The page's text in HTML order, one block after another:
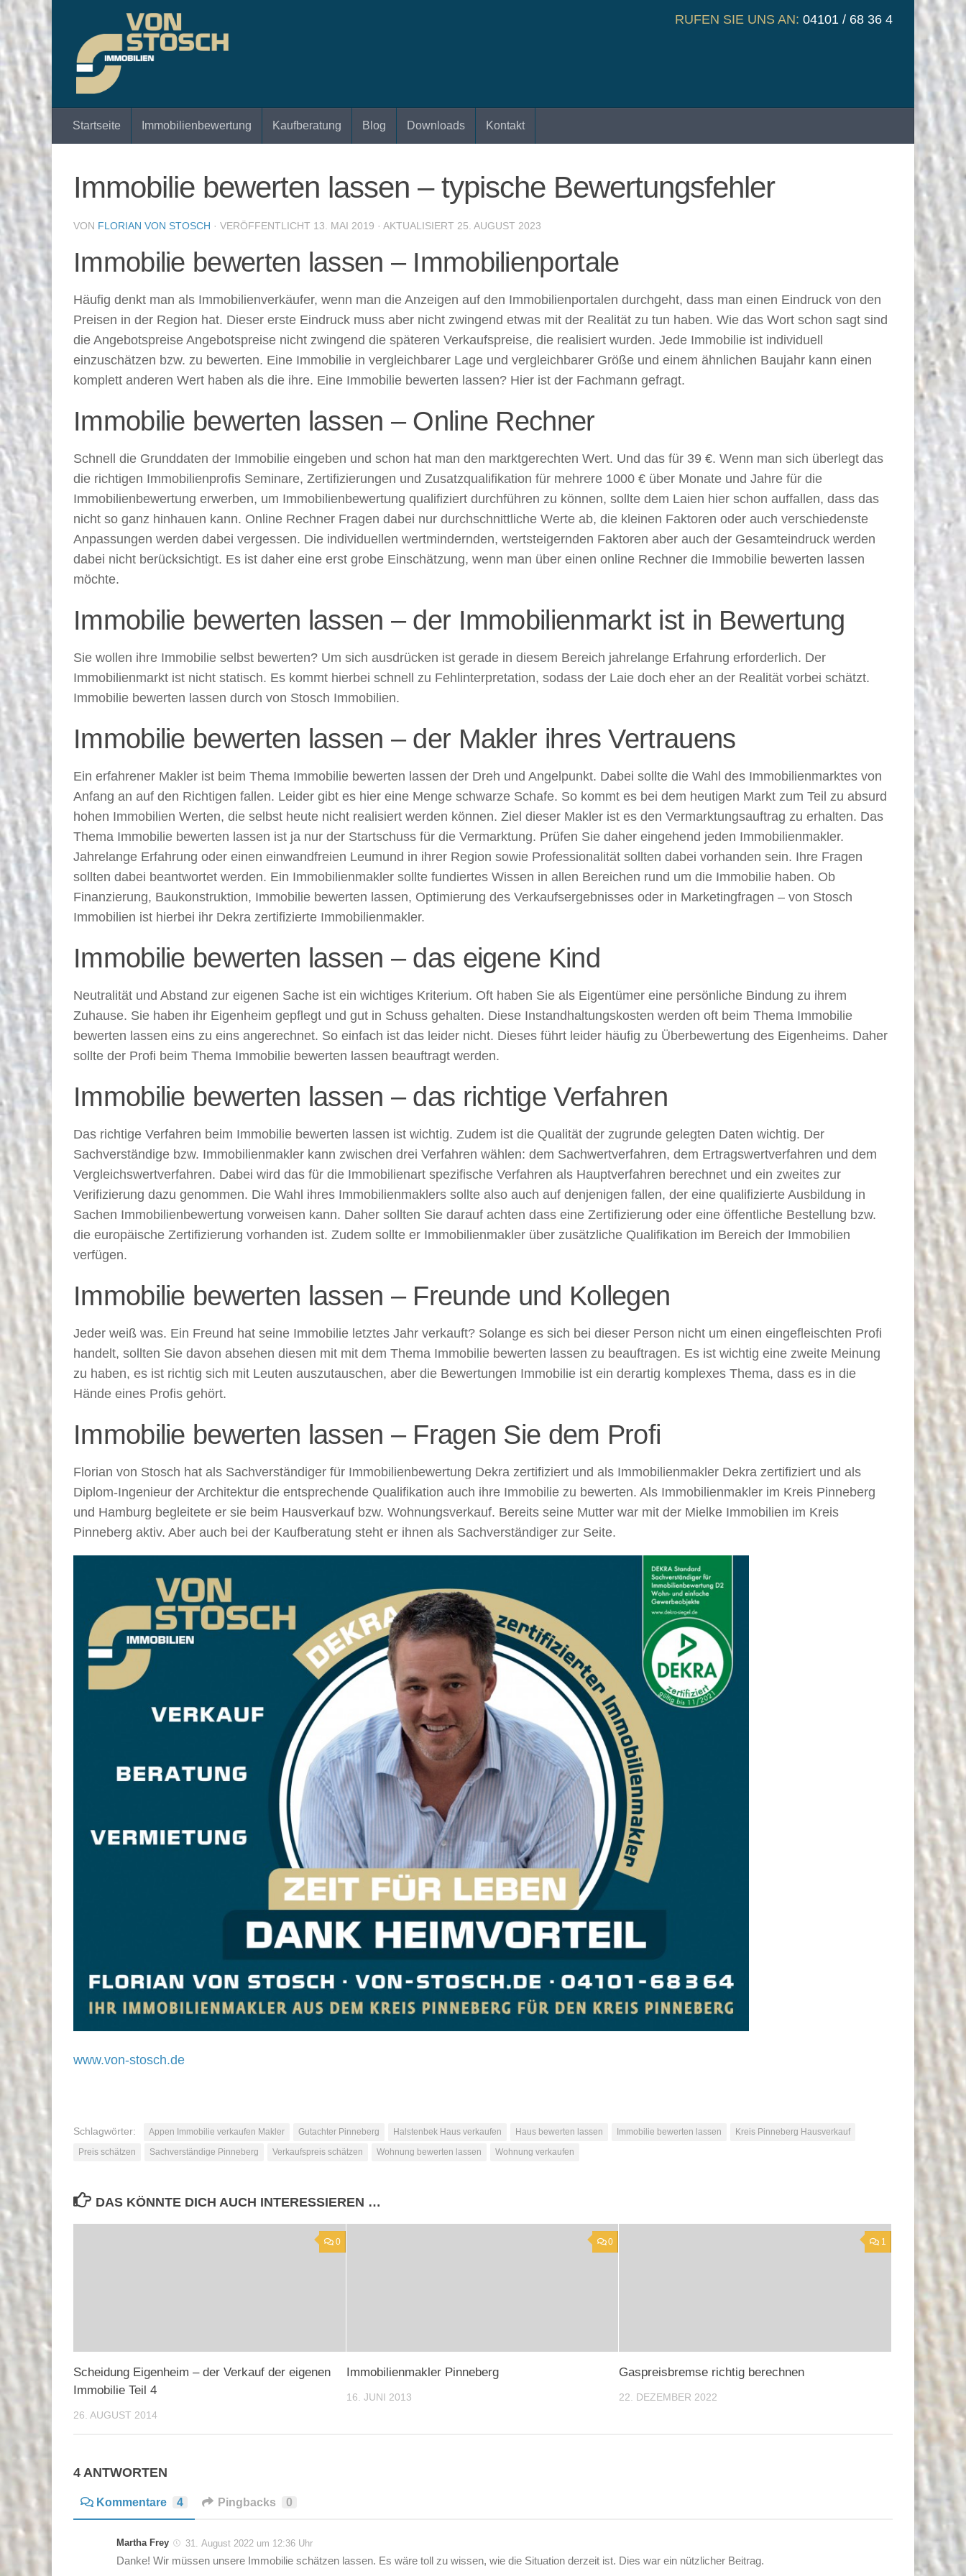
Zum Inhalt springen RUFEN SIE UNS AN: 04101 / 68 36 4
Startseite Immobilienbewertung Kaufberatung Blog Downloads Kontakt
Immobilie bewerten lassen – typische Bewertungsfehler
VON FLORIAN VON STOSCH · VERÖFFENTLICHT 13. MAI 2019 · AKTUALISIERT 25. AUGUST 2023
Immobilie bewerten lassen – Immobilienportale
Häufig denkt man als Immobilienverkäufer, wenn man die Anzeigen auf den Immobilienportalen durchgeht, dass man einen Eindruck von den
Preisen in der Region hat. Dieser erste Eindruck muss aber nicht zwingend etwas mit der Realität zu tun haben. Wie das Wort schon sagt sind
die Angebotspreise Angebotspreise nicht zwingend die späteren Verkaufspreise, die realisiert wurden. Jede Immobilie ist individuell
einzuschätzen bzw. zu bewerten. Eine Immobilie in vergleichbarer Lage und vergleichbarer Größe und einem ähnlichen Baujahr kann einen
komplett anderen Wert haben als die ihre. Eine Immobilie bewerten lassen? Hier ist der Fachmann gefragt.
Immobilie bewerten lassen – Online Rechner
Schnell die Grunddaten der Immobilie eingeben und schon hat man den marktgerechten Wert. Und das für 39 €. Wenn man sich überlegt das
die richtigen Immobilienprofis Seminare, Zertifizierungen und Zusatzqualifikation für mehrere 1000 € über Monate und Jahre für die
Immobilienbewertung erwerben, um Immobilienbewertung qualifiziert durchführen zu können, sollte dem Laien hier schon auffallen, dass das
nicht so ganz hinhauen kann. Online Rechner Fragen dabei nur durchschnittliche Werte ab, die kleinen Faktoren oder auch verschiedenste
Anpassungen werden dabei vergessen. Die individuellen wertmindernden, wertsteigernden Faktoren aber auch der Gesamteindruck werden
dabei nicht berücksichtigt. Es ist daher eine erst grobe Einschätzung, wenn man über einen online Rechner die Immobilie bewerten lassen
möchte.
Immobilie bewerten lassen – der Immobilienmarkt ist in Bewertung
Sie wollen ihre Immobilie selbst bewerten? Um sich ausdrücken ist gerade in diesem Bereich jahrelange Erfahrung erforderlich. Der
Immobilienmarkt ist nicht statisch. Es kommt hierbei schnell zu Fehlinterpretation, sodass der Laie doch eher an der Realität vorbei schätzt.
Immobilie bewerten lassen durch von Stosch Immobilien.
Immobilie bewerten lassen – der Makler ihres Vertrauens
Ein erfahrener Makler ist beim Thema Immobilie bewerten lassen der Dreh und Angelpunkt. Dabei sollte die Wahl des Immobilienmarktes von
Anfang an auf den Richtigen fallen. Leider gibt es hier eine Menge schwarze Schafe. So kommt es bei dem heutigen Markt zum Teil zu absurd
hohen Immobilien Werten, die selbst heute nicht realisiert werden können. Ziel dieser Makler ist es den Vermarktungsauftrag zu erhalten. Das
Thema Immobilie bewerten lassen ist ja nur der Startschuss für die Vermarktung. Prüfen Sie daher eingehend jeden Immobilienmakler.
Jahrelange Erfahrung oder einen einwandfreien Leumund in ihrer Region sowie Professionalität sollten dabei vorhanden sein. Ihre Fragen
sollten dabei beantwortet werden. Ein Immobilienmakler sollte fundiertes Wissen in allen Bereichen rund um die Immobilie haben. Ob
Finanzierung, Baukonstruktion, Immobilie bewerten lassen, Optimierung des Verkaufsergebnisses oder in Marketingfragen – von Stosch
Immobilien ist hierbei ihr Dekra zertifizierte Immobilienmakler.
Immobilie bewerten lassen – das eigene Kind
Neutralität und Abstand zur eigenen Sache ist ein wichtiges Kriterium. Oft haben Sie als Eigentümer eine persönliche Bindung zu ihrem
Zuhause. Sie haben ihr Eigenheim gepflegt und gut in Schuss gehalten. Diese Instandhaltungskosten werden oft beim Thema Immobilie
bewerten lassen eins zu eins angerechnet. So einfach ist das leider nicht. Dieses führt leider häufig zu Überbewertung des Eigenheims. Daher
sollte der Profi beim Thema Immobilie bewerten lassen beauftragt werden.
Immobilie bewerten lassen – das richtige Verfahren
Das richtige Verfahren beim Immobilie bewerten lassen ist wichtig. Zudem ist die Qualität der zugrunde gelegten Daten wichtig. Der
Sachverständige bzw. Immobilienmakler kann zwischen drei Verfahren wählen: dem Sachwertverfahren, dem Ertragswertverfahren und dem
Vergleichswertverfahren. Dabei wird das für die Immobilienart spezifische Verfahren als Hauptverfahren berechnet und ein zweites zur
Verifizierung dazu genommen. Die Wahl ihres Immobilienmaklers sollte also auch auf denjenigen fallen, der eine qualifizierte Ausbildung in
Sachen Immobilienbewertung vorweisen kann. Daher sollten Sie darauf achten dass eine Zertifizierung oder eine öffentliche Bestellung bzw.
die europäische Zertifizierung vorhanden ist. Zudem sollte er Immobilienmakler über zusätzliche Qualifikation im Bereich der Immobilien
verfügen.
Immobilie bewerten lassen – Freunde und Kollegen
Jeder weiß was. Ein Freund hat seine Immobilie letztes Jahr verkauft? Solange es sich bei dieser Person nicht um einen eingefleischten Profi
handelt, sollten Sie davon absehen diesen mit mit dem Thema Immobilie bewerten lassen zu beauftragen. Es ist wichtig eine zweite Meinung
zu haben, es ist richtig sich mit Leuten auszutauschen, aber die Bewertungen Immobilie ist ein derartig komplexes Thema, dass es in die
Hände eines Profis gehört.
Immobilie bewerten lassen – Fragen Sie dem Profi
Florian von Stosch hat als Sachverständiger für Immobilienbewertung Dekra zertifiziert und als Immobilienmakler Dekra zertifiziert und als
Diplom-Ingenieur der Architektur die entsprechende Qualifikation auch ihre Immobilie zu bewerten. Als Immobilienmakler im Kreis Pinneberg
und Hamburg begleitete er sie beim Hausverkauf bzw. Wohnungsverkauf. Bereits seine Mutter war mit der Mielke Immobilien im Kreis
Pinneberg aktiv. Aber auch bei der Kaufberatung steht er ihnen als Sachverständiger zur Seite.
www.von-stosch.de
Schlagwörter: Appen Immobilie verkaufen Makler Gutachter Pinneberg Halstenbek Haus verkaufen Haus bewerten lassen Immobilie bewerten lassen
Kreis Pinneberg Hausverkauf
Preis schätzen
Sachverständige Pinneberg Verkaufspreis schätzen Wohnung bewerten lassen Wohnung verkaufen
DAS KÖNNTE DICH AUCH INTERESSIEREN …
0
Scheidung Eigenheim – der Verkauf der eigenen
Immobilie Teil 4
26. AUGUST 2014
0
Immobilienmakler Pinneberg
16. JUNI 2013
1
Gaspreisbremse richtig berechnen
22. DEZEMBER 2022
4 ANTWORTEN
Kommentare 4 Pingbacks 0
Martha Frey 31. August 2022 um 12:36 Uhr
Danke! Wir müssen unsere Immobilie schätzen lassen. Es wäre toll zu wissen, wie die Situation derzeit ist. Dies war ein nützlicher Beitrag.